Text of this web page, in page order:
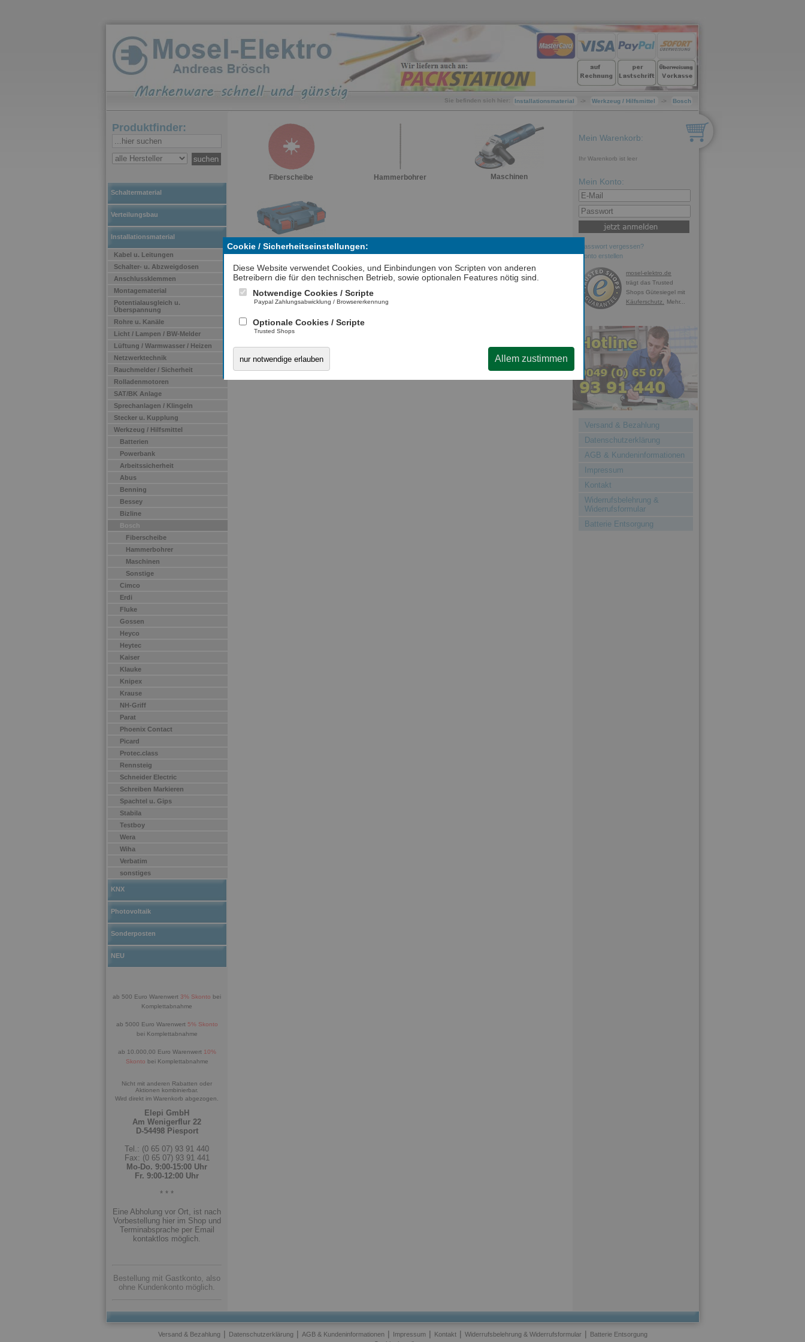
Cookie / Sicherheitseinstellungen:
Diese Website verwendet Cookies, und Einbindungen von Scripten von anderen
Betreibern die für den technischen Betrieb, sowie optionalen Features nötig sind.
Notwendige Cookies / Scripte
Paypal Zahlungsabwicklung / Browsererkennung
Optionale Cookies / Scripte
Trusted Shops
nur notwendige erlauben Allem zustimmen
Sie befinden sich hier: Installationsmaterial -> Werkzeug / Hilfsmittel -> Bosch
Produktfinder:
Schaltermaterial
Verteilungsbau
Installationsmaterial
Kabel u. Leitungen
Schalter- u. Abzweigdosen
Anschlussklemmen
Montagematerial
Potentialausgleich u.
Überspannung
Rohre u. Kanäle
Licht / Lampen / BW-Melder
Lüftung / Warmwasser / Heizen
Netzwerktechnik
Rauchmelder / Sicherheit
Rolladenmotoren
SAT/BK Anlage
Sprechanlagen / Klingeln
Stecker u. Kupplung
Werkzeug / Hilfsmittel
Batterien
Powerbank
Arbeitssicherheit
Abus
Benning
Bessey
Bizline
Bosch
Fiberscheibe
Hammerbohrer
Maschinen
Sonstige
Cimco
Erdi
Fluke
Gossen
Heyco
Heytec
Kaiser
Klauke
Knipex
Krause
NH-Griff
Parat
Phoenix Contact
Picard
Protec.class
Rennsteig
Schneider Electric
Schreiben Markieren
Spachtel u. Gips
Stabila
Testboy
Wera
Wiha
Verbatim
sonstiges
KNX
Photovoltaik
Sonderposten
NEU
ab 500 Euro Warenwert 3% Skonto bei
Komplettabnahme
ab 5000 Euro Warenwert 5% Skonto
bei Komplettabnahme
ab 10.000,00 Euro Warenwert 10%
Skonto bei Komplettabnahme
Nicht mit anderen Rabatten oder
Aktionen kombinierbar.
Wird direkt im Warenkorb abgezogen.
Elepi GmbH
Am Wenigerflur 22
D-54498 Piesport
Tel.: (0 65 07) 93 91 440
Fax: (0 65 07) 93 91 441
Mo-Do. 9:00-15:00 Uhr
Fr. 9:00-12:00 Uhr
* * *
Eine Abholung vor Ort, ist nach
Vorbestellung hier im Shop und
Terminabsprache per Email
kontaktlos möglich.
Bestellung mit Gastkonto, also
ohne Kundenkonto möglich.
Fiberscheibe Hammerbohrer Maschinen
Sonstige
Mein Warenkorb:
Ihr Warenkorb ist leer
Mein Konto:
Passwort vergessen?
Konto erstellen
mosel-elektro.de
trägt das Trusted
Shops Gütesiegel mit
Käuferschutz.
Mehr...
Versand & Bezahlung
Datenschutzerklärung
AGB & Kundeninformationen
Impressum
Kontakt
Widerrufsbelehrung &
Widerrufsformular
Batterie Entsorgung
Versand & Bezahlung | Datenschutzerklärung | AGB & Kundeninformationen | Impressum | Kontakt | Widerrufsbelehrung & Widerrufsformular | Batterie Entsorgung